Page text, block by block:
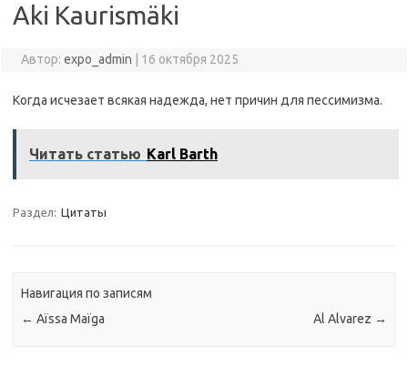
Aki Kaurismäki
Автор: expo_admin 16 октября 2025
Когда исчезает всякая надежда, нет причин для пессимизма.
Читать статью Karl Barth
Раздел: Цитаты
Навигация по записям
← Aïssa Maïga Al Alvarez →